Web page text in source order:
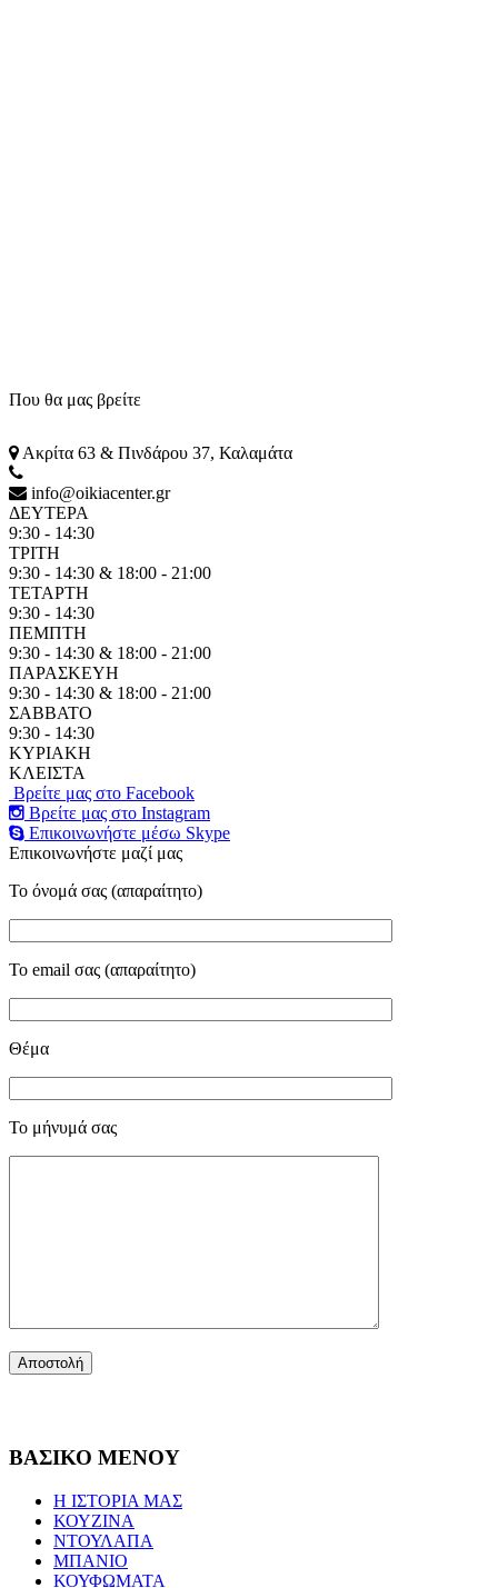
Που θα μας βρείτε
Ακρίτα 63 & Πινδάρου 37, Καλαμάτα
info@oikiacenter.gr
ΔΕΥΤΕΡΑ
9:30 - 14:30
ΤΡΙΤΗ
9:30 - 14:30 & 18:00 - 21:00
ΤΕΤΑΡΤΗ
9:30 - 14:30
ΠΕΜΠΤΗ
9:30 - 14:30 & 18:00 - 21:00
ΠΑΡΑΣΚΕΥΗ
9:30 - 14:30 & 18:00 - 21:00
ΣΑΒΒΑΤΟ
9:30 - 14:30
ΚΥΡΙΑΚΗ
ΚΛΕΙΣΤΑ
Βρείτε μας στο Facebook
Βρείτε μας στο Instagram
Επικοινωνήστε μέσω Skype
Επικοινωνήστε μαζί μας
Το όνομά σας (απαραίτητο)
Το email σας (απαραίτητο)
Θέμα
Το μήνυμά σας
ΒΑΣΙΚΟ ΜΕΝΟΥ
Η ΙΣΤΟΡΙΑ ΜΑΣ
ΚΟΥΖΙΝΑ
ΝΤΟΥΛΑΠΑ
ΜΠΑΝΙΟ
ΚΟΥΦΩΜΑΤΑ